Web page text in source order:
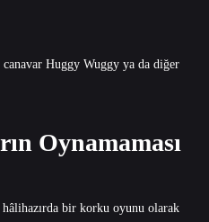
canavar Huggy Wuggy ya da diğer
Oynamaması
bir korku oyunu olarak